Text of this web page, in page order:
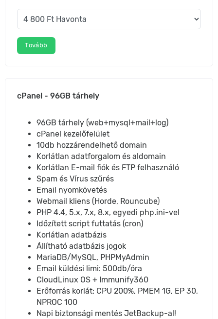
Tovább
cPanel - 96GB tárhely
96GB tárhely (web+mysql+mail+log)
cPanel kezelőfelület
10db hozzárendelhető domain
Korlátlan adatforgalom és aldomain
Korlátlan E-mail fiók és FTP felhasználó
Spam és Vírus szűrés
Email nyomkövetés
Webmail kliens (Horde, Rouncube)
PHP 4.4, 5.x, 7.x, 8.x, egyedi php.ini-vel
Időzített script futtatás (cron)
Korlátlan adatbázis
Állítható adatbázis jogok
MariaDB/MySQL, PHPMyAdmin
Email küldési limi: 500db/óra
CloudLinux OS + Immunify360
Erőforrás korlát: CPU 200%, PMEM 1G, EP 30,
NPROC 100
Napi biztonsági mentés JetBackup-al!